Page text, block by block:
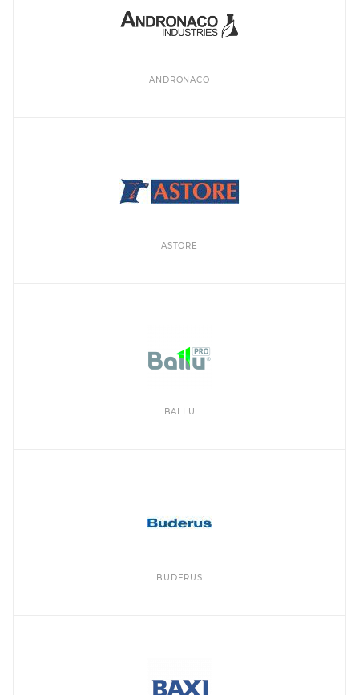
ANDRONACO
ASTORE
BALLU
BUDERUS